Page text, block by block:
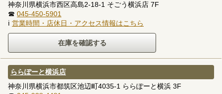
神奈川県横浜市西区高島2-18-1 そごう横浜店 7F
☎ 045-450-5901
ℹ 営業時間・店休日・アクセス情報はこちら
ららぽーと横浜店
神奈川県横浜市都筑区池辺町4035-1 ららぽーと横浜 3F